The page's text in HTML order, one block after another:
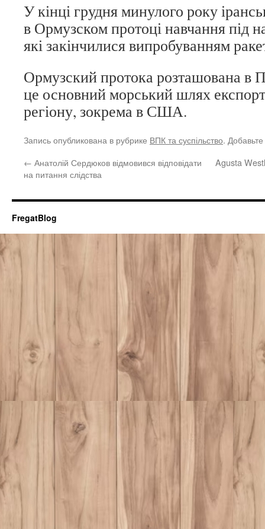
У кінці грудня минулого року
в Ормузском протоці навчання під
які закінчилися випробуванням
Ормузский протока розташована в
це основний морський шлях
регіону, зокрема в США.
Запись опубликована в рубрике ВПК та суспільство.
← Анатолій Сердюков відмовився відповідати
на питання слідства
Agusta
FregatBlog